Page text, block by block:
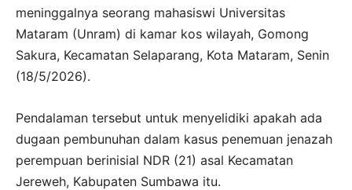
meninggalnya seorang mahasiswi Universitas
Mataram (Unram) di kamar kos wilayah, Gomong
Sakura, Kecamatan Selaparang, Kota Mataram, Senin
(18/5/2026).
Pendalaman tersebut untuk menyelidiki apakah ada
dugaan pembunuhan dalam kasus penemuan jenazah
perempuan berinisial NDR (21) asal Kecamatan
Jereweh, Kabupaten Sumbawa itu.